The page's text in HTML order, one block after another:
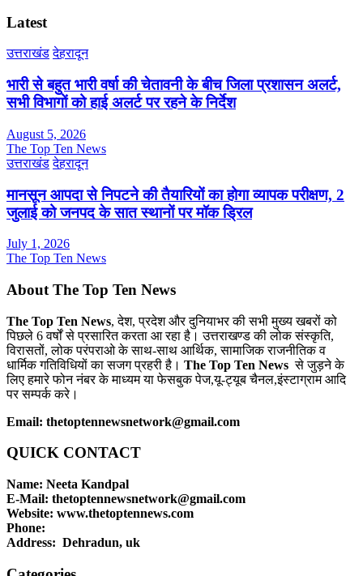
Latest
उत्तराखंड देहरादून
भारी से बहुत भारी वर्षा की चेतावनी के बीच जिला प्रशासन अलर्ट,
सभी विभागों को हाई अलर्ट पर रहने के निर्देश
August 5, 2026
The Top Ten News
उत्तराखंड देहरादून
मानसून आपदा से निपटने की तैयारियों का होगा व्यापक परीक्षण, 2
जुलाई को जनपद के सात स्थानों पर मॉक ड्रिल
July 1, 2026
The Top Ten News
About The Top Ten News
The Top Ten News, देश, प्रदेश और दुनियाभर की सभी मुख्य खबरों को
पिछले 6 वर्षों से प्रसारित करता आ रहा है। उत्तराखण्ड की लोक संस्कृति,
विरासतों, लोक परंपराओ के साथ-साथ आर्थिक, सामाजिक राजनीतिक व
धार्मिक गतिविधियों का सजग प्रहरी है। The Top Ten News से जुड़ने के
लिए हमारे फोन नंबर के माध्यम या फेसबुक पेज,यू-ट्यूब चैनल,इंस्टाग्राम आदि
पर सम्पर्क करे।
Email: thetoptennewsnetwork@gmail.com
QUICK CONTACT
Name: Neeta Kandpal
E-Mail: thetoptennewsnetwork@gmail.com
Website: www.thetoptennews.com
Phone:
Address: Dehradun, uk